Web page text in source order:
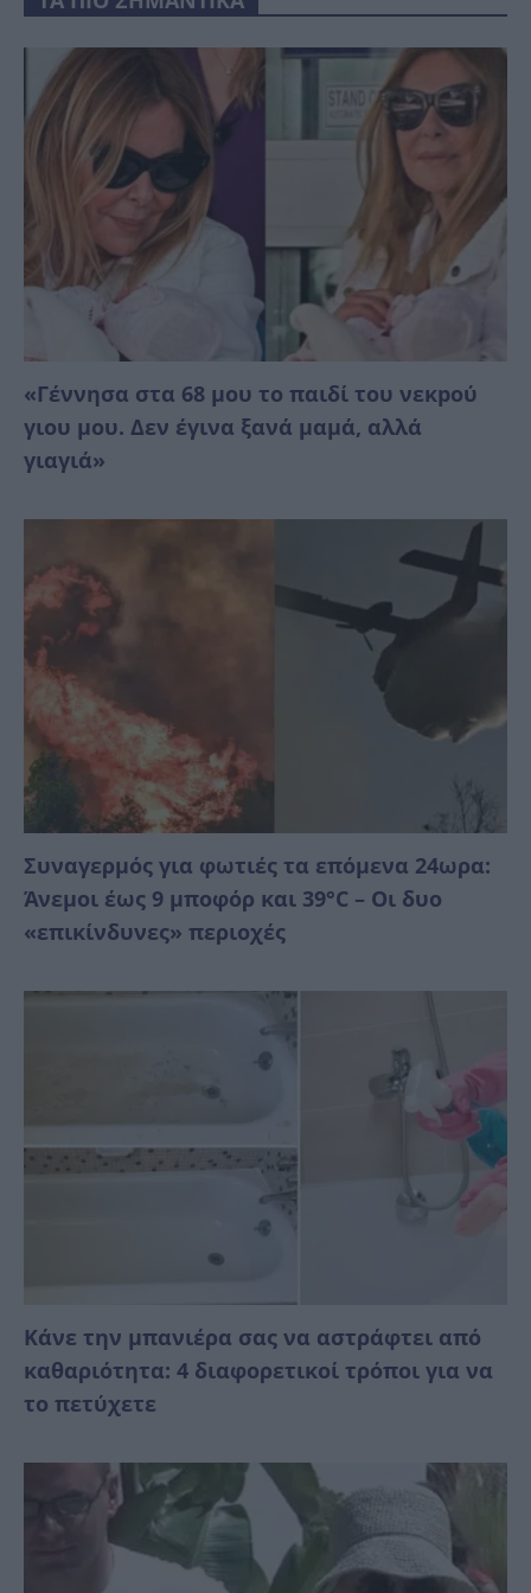
«Γέννησα στα 68 μου το παιδί του νεκpού
γιου μου. Δεν έγινα ξανά μαμά, αλλά
γιαγιά»
Συναγερμός για φωτιές τα επόμενα 24ωρα:
Άνεμοι έως 9 μποφόρ και 39°C – Οι δυο
«επικίνδυνες» περιοχές
Κάνε την μπανιέρα σας να αστράφτει από
καθαριότητα: 4 διαφορετικοί τρόποι για να
το πετύχετε